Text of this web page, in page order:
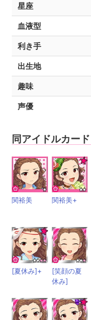
星座
血液型
利き手
出生地
趣味
声優
同アイドルカード
関裕美 関裕美+
[夏休み]+
[笑顔の夏
休み]